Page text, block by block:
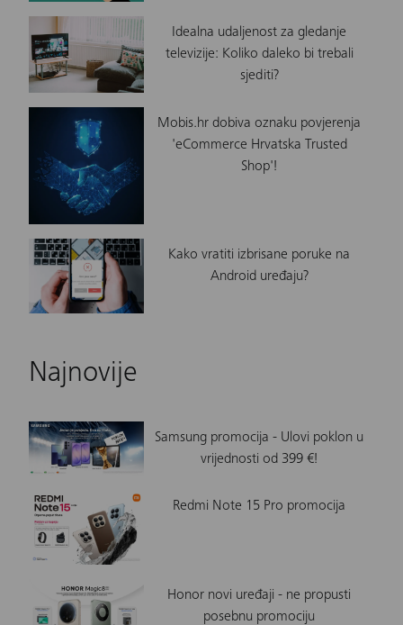
Idealna udaljenost za gledanje
televizije: Koliko daleko bi trebali
sjediti?
Mobis.hr dobiva oznaku povjerenja
'eCommerce Hrvatska Trusted
Shop'!
Kako vratiti izbrisane poruke na
Android uređaju?
Najnovije
Samsung promocija - Ulovi poklon u
vrijednosti od 399 €!
Redmi Note 15 Pro promocija
Honor novi uređaji - ne propusti
posebnu promociju